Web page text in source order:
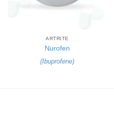
ARTRITE
Nurofen
(Ibuprofene)